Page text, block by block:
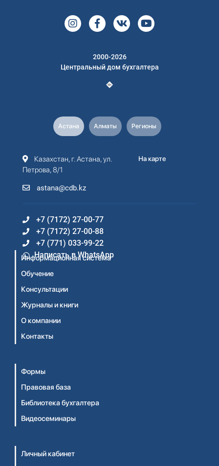
2000-2026
Центральный дом бухгалтера
Астана Алматы Регионы
Казахстан, г. Астана, ул.
Петрова, 8/1
astana@cdb.kz
На карте
+7 (7172) 27-00-77
+7 (7172) 27-00-88
+7 (771) 033-99-22
Написать в WhatsApp
Информационная система
Обучение
Консультации
Журналы и книги
О компании
Контакты
Формы
Правовая база
Библиотека бухгалтера
Видеосеминары
Личный кабинет